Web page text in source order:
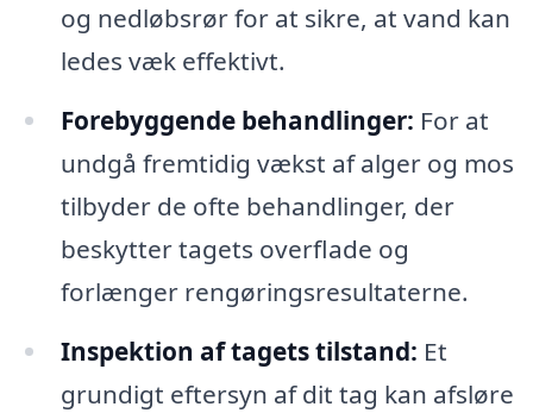
og nedløbsrør for at sikre, at vand kan
ledes væk effektivt.
Forebyggende behandlinger: For at
undgå fremtidig vækst af alger og mos
tilbyder de ofte behandlinger, der
beskytter tagets overflade og
forlænger rengøringsresultaterne.
Inspektion af tagets tilstand: Et
grundigt eftersyn af dit tag kan afsløre